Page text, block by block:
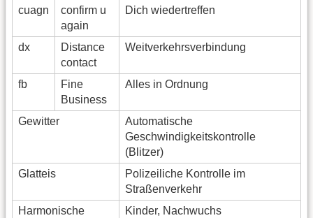
cuagn
confirm u
again
Dich wiedertreffen
dx
Distance
contact
Weitverkehrsverbindung
fb
Fine
Business
Alles in Ordnung
Gewitter
Automatische
Geschwindigkeitskontrolle
(Blitzer)
Glatteis
Polizeiliche Kontrolle im
Straßenverkehr
Harmonische
Kinder, Nachwuchs